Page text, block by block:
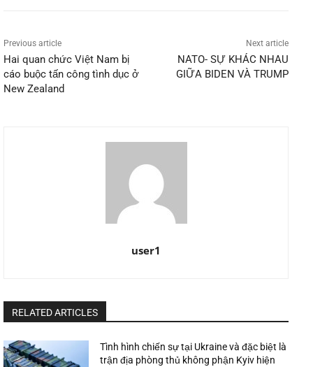
Previous article
Hai quan chức Việt Nam bị
cáo buộc tấn công tình dục ở
New Zealand
Next article
NATO- SỰ KHÁC NHAU
GIỮA BIDEN VÀ TRUMP
user1
RELATED ARTICLES
Tình hình chiến sự tại Ukraine và đặc biệt là
trận địa phòng thủ không phận Kyiv hiện